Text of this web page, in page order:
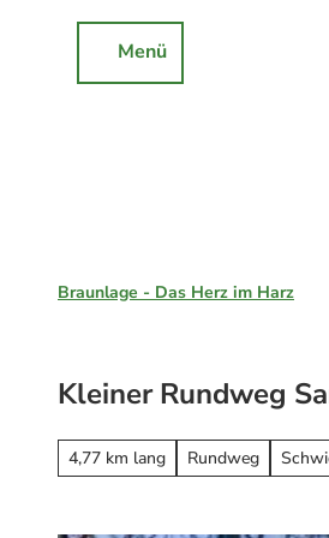
Menü
Sankt
Hohegeiß
Nationalpark
Erleben
Alle Erlebnisse
Wandern
Braunlage - Das Herz im Harz
Kleiner Rundweg
4,77 km lang Rundweg